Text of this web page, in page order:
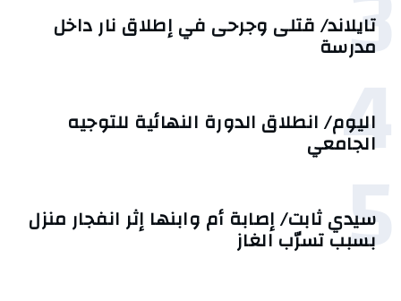
تايلاند/ قتلى وجرحى في إطلاق نار داخل
مدرسة
4
اليوم/ انطلاق الدورة النهائية للتوجيه
الجامعي
5
سيدي ثابت/ إصابة أم وابنها إثر انفجار منزل
بسبب تسرّب الغاز